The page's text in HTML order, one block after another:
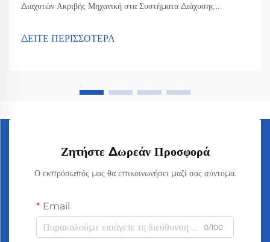
Διαχυτών Ακριβής Μηχανική στα Συστήματα Διάχυσης
εξασφαλίζει την ακριβή διάχυση των μυρίσματων και ...
ΔΕΙΤΕ ΠΕΡΙΣΣΟΤΕΡΑ
Ζητήστε Δωρεάν Προσφορά
Ο εκπρόσωπός μας θα επικοινωνήσει μαζί σας σύντομα.
Email
0/100